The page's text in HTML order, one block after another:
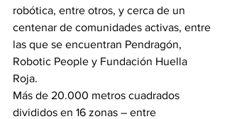
robótica, entre otros, y cerca de un
centenar de comunidades activas, entre
las que se encuentran Pendragón,
Robotic People y Fundación Huella
Roja.
Más de 20.000 metros cuadrados
divididos en 16 zonas – entre